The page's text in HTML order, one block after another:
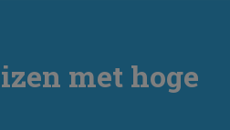
met hoge